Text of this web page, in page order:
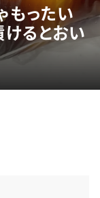
もったい
けるとおい